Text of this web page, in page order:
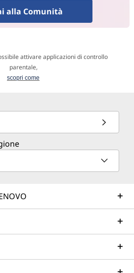
alla Comunità
attivare applicazioni di controllo
parentale,
scopri come